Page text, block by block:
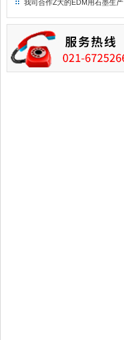
我司合作Z大的EDM用石墨生产